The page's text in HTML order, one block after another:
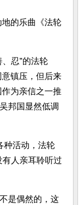
的乐曲《法轮
忍”的法轮
镇压，但后来
为亲信之一推
邦国显然低调
种活动，法轮
人亲耳聆听过
是偶然的，这